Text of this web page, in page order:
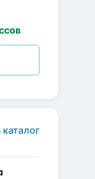
каталог